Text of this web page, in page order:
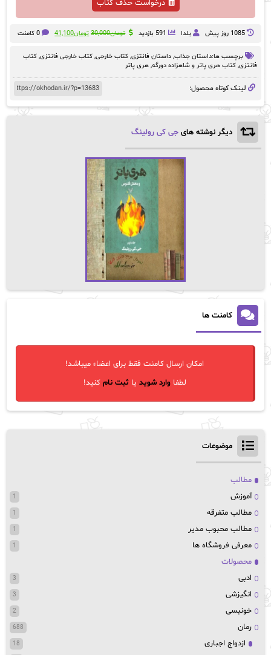
درخواست حذف کتاب
1085 روز پيش یلدا 591 بازدید تومان30,000 قیمت
بود.
تومان41,100قیمت0 کامنت
برچسب ها:داستان‌ جذاب, داستان‌ فانتزی, کتاب خارجی, کتاب خارجی‌ فانتزی, کتاب
فانتزی, کتاب‌ هری‌ پاتر‌ و‌ شاهزاده دورگه, هری پاتر
لینک کوتاه محصول:
دیگر نوشته های جی کی رولینگ
کامنت ها
امکان ارسال کامنت فقط برای اعضاء میباشد!
لطفاوارد شوید یاثبت نام کنید!
موضوعات
مطالب
آموزش
1
مطالب متفرقه 1
مطالب محبوب مدیر 1
معرفی فروشگاه ها 1
محصولات
ادبی
3
انگیزشی 3
خونبسی 2
رمان 688
ازدواج اجباری 18